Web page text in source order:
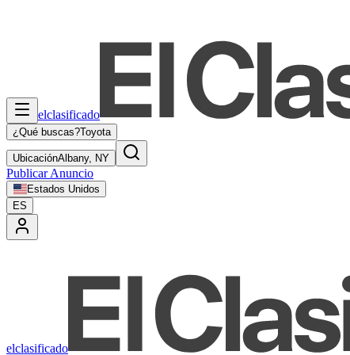
elclasificado
¿Qué buscas?Toyota
UbicaciónAlbany, NY
Publicar Anuncio
Estados Unidos
ES
elclasificado